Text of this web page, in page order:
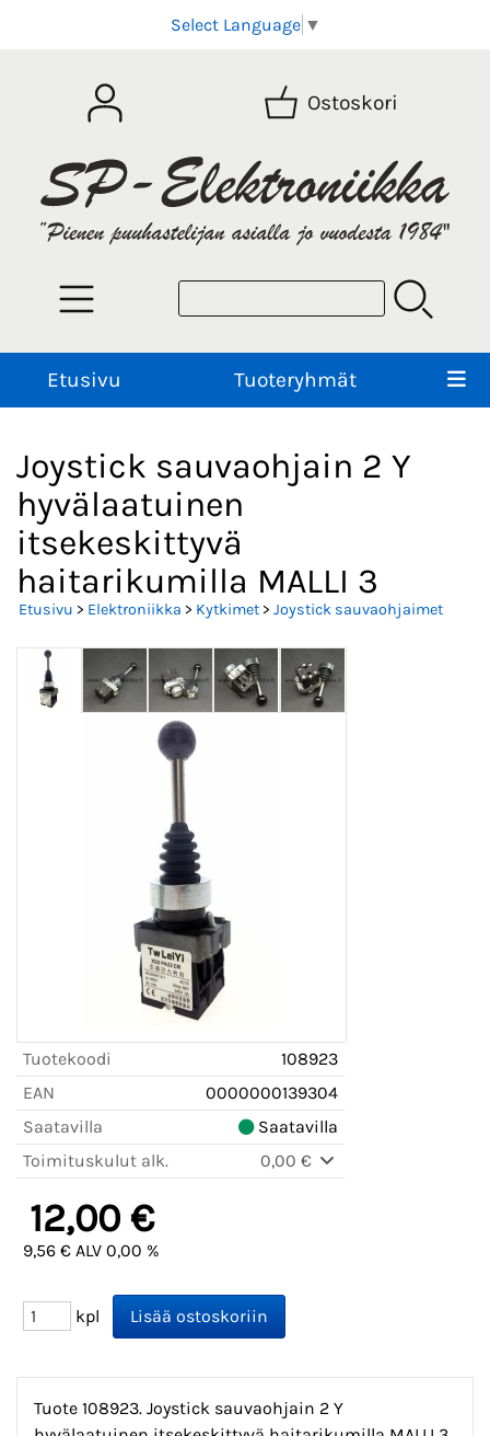
Select Language ▼
Ostoskori
Etusivu Tuoteryhmät
Joystick sauvaohjain 2 Y
hyvälaatuinen
itsekeskittyvä
haitarikumilla MALLI 3
Etusivu > Elektroniikka > Kytkimet> Joystick sauvaohjaimet
Tuotekoodi
108923
EAN
0000000139304
Saatavilla
Saatavilla
Toimituskulut alk.
0,00 €
12,00 €
9,56 € ALV 0,00 %
kpl
Tuote 108923. Joystick sauvaohjain 2 Y